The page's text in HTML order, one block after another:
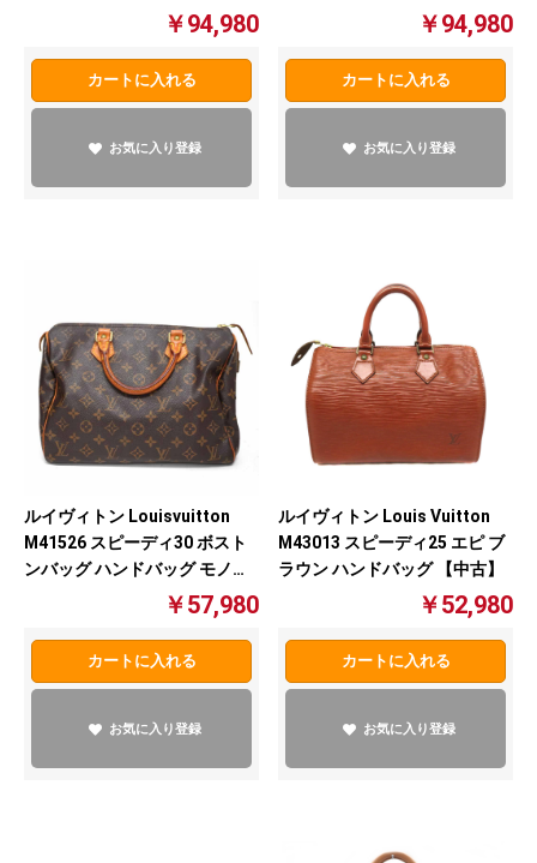
￥94,980
カートに入れる
お気に入り登録
￥94,980
カートに入れる
お気に入り登録
ルイヴィトン Louisvuitton
M41526 スピーディ30 ボスト
ンバッグ ハンドバッグ モノグ
ラム 質屋 かんてい局北名古屋
￥57,980
カートに入れる
お気に入り登録
ルイヴィトン Louis Vuitton
M43013 スピーディ25 エピ ブ
ラウン ハンドバッグ 【中古】
￥52,980
カートに入れる
お気に入り登録